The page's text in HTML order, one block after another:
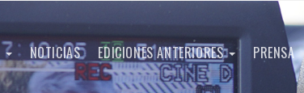
NOTICIAS EDICIONES ANTERIORES PRENSA